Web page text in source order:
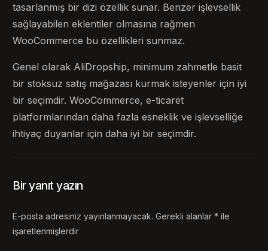
tasarlanmış bir dizi özellik sunar. Benzer işlevsellik
sağlayabilen eklentiler olmasına rağmen
WooCommerce bu özellikleri sunmaz.
Genel olarak AliDropship, minimum zahmetle basit
bir stoksuz satış mağazası kurmak isteyenler için iyi
bir seçimdir. WooCommerce, e-ticaret
platformlarından daha fazla esneklik ve işlevselliğe
ihtiyaç duyanlar için daha iyi bir seçimdir.
Bir yanıt yazın
E-posta adresiniz yayınlanmayacak. Gerekli alanlar* ile
işaretlenmişlerdir